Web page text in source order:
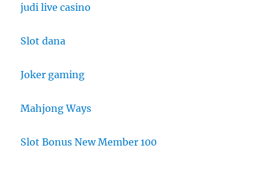
judi live casino
Slot dana
Joker gaming
Mahjong Ways
Slot Bonus New Member 100